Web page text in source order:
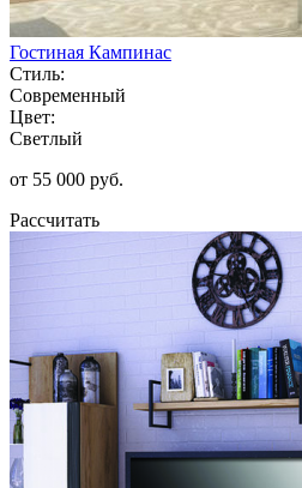
Гостиная Кампинас
Стиль:
Современный
Цвет:
Светлый
от 55 000 руб.
Рассчитать